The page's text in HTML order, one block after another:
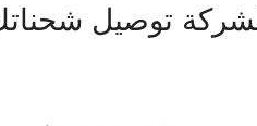
توصيل